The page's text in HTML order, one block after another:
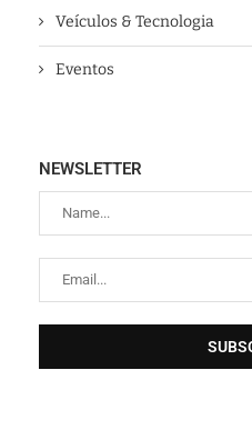
Veículos & Tecnologia
Eventos
NEWSLETTER